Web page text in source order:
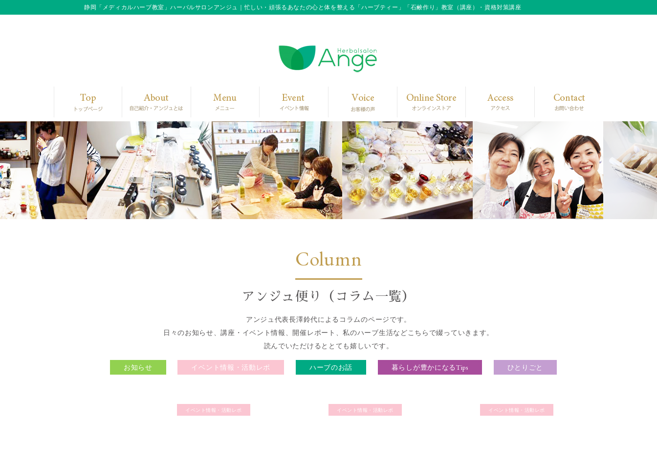
静岡「メディカルハーブ教室」ハーバルサロンアンジュ｜忙しい・頑張るあなたの心と体を整える「ハーブティー」「石鹸作り」教室（講座）・資格対策講座
Column
アンジュ便り（コラム一覧）
アンジュ代表長澤鈴代によるコラムのページです。
日々のお知らせ、講座・イベント情報、開催レポート、私のハーブ生活などこちらで綴っていきます。
読んでいただけるととても嬉しいです。
お知らせ イベント情報・活動レポ ハーブのお話 暮らしが豊かになるTips ひとりごと
イベント情報・活動レポ イベント情報・活動レポ イベント情報・活動レポ